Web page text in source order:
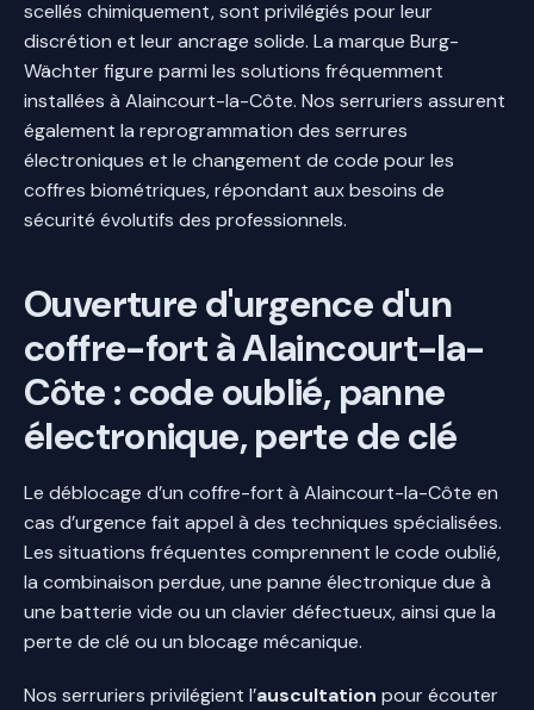
scellés chimiquement, sont privilégiés pour leur
discrétion et leur ancrage solide. La marque Burg-
Wächter figure parmi les solutions fréquemment
installées à Alaincourt-la-Côte. Nos serruriers assurent
également la reprogrammation des serrures
électroniques et le changement de code pour les
coffres biométriques, répondant aux besoins de
sécurité évolutifs des professionnels.
Ouverture d'urgence d'un
coffre-fort à Alaincourt-la-
Côte : code oublié, panne
électronique, perte de clé
Le déblocage d’un coffre-fort à Alaincourt-la-Côte en
cas d’urgence fait appel à des techniques spécialisées.
Les situations fréquentes comprennent le code oublié,
la combinaison perdue, une panne électronique due à
une batterie vide ou un clavier défectueux, ainsi que la
perte de clé ou un blocage mécanique.
Nos serruriers privilégient l’auscultation pour écouter